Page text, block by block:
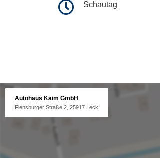
Schautag
Autohaus Kaim GmbH
Flensburger Straße 2, 25917 Leck